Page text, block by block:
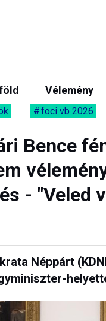
Vélemény
foci vb 2026
Bence
- "Veled
Néppárt